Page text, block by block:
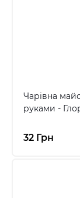
Чарівна
руками -
32 Грн